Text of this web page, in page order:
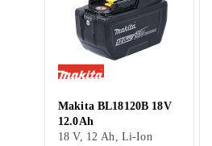
Makita BL18120B 18V
12.0Ah
18 V, 12 Ah, Li-Ion